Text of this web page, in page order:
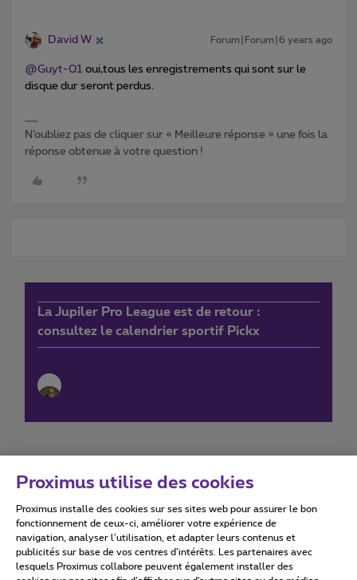
David W Forum|Forum|6 years ago
@Guyt-01 oui,tous les enregistrements qui sont sur le
disque dur seront perdus.
N’oubliez pas de cliquer sur « Meilleure réponse » une fois la
réponse obtenue à votre question !
La Jupiler Pro League est de retour :
consultez le calendrier sportif Pickx
Conditions d'utilisation Accessibility statement
Proximus utilise des cookies
Proximus installe des cookies sur ses sites web pour assurer le bon
fonctionnement de ceux-ci, améliorer votre expérience de
navigation, analyser l’utilisation, et adapter leurs contenus et
publicités sur base de vos centres d’intérêts. Les partenaires avec
lesquels Proximus collabore peuvent également installer des